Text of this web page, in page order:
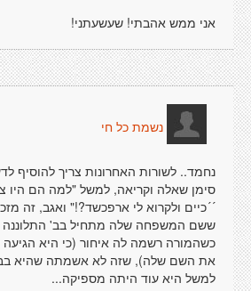
אני ממש אהבתי! שעשעתני!
נשמת כל חי
נחמד.. לשורות האחרונות צריך להוסיף
סימן שאלה וקריאה, למשל "למה הם היו
´´כיים ולקרוא לי ארפכשד?!" ואגב, זה
ששם המשפחה שלה מתחיל בב' התלוננה
כשהמורה רשמה לה איחור (כי היא
את השם שלה), שזה לא אשמתה שהיא
למשל היא עוד היתה מספיקה...